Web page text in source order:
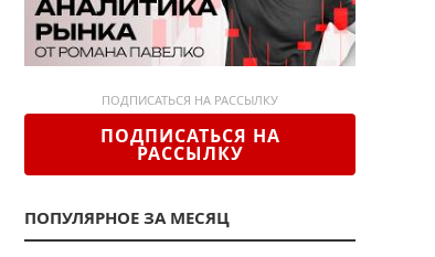
ПОДПИСАТЬСЯ НА РАССЫЛКУ
ПОДПИСАТЬСЯ НА
РАССЫЛКУ
ПОПУЛЯРНОЕ ЗА МЕСЯЦ